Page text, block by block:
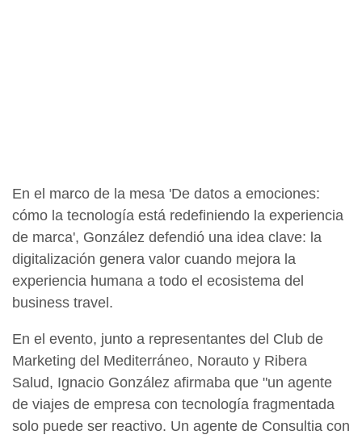
En el marco de la mesa 'De datos a emociones:
cómo la tecnología está redefiniendo la experiencia
de marca', González defendió una idea clave: la
digitalización genera valor cuando mejora la
experiencia humana a todo el ecosistema del
business travel.
En el evento, junto a representantes del Club de
Marketing del Mediterráneo, Norauto y Ribera
Salud, Ignacio González afirmaba que "un agente
de viajes de empresa con tecnología fragmentada
solo puede ser reactivo. Un agente de Consultia con